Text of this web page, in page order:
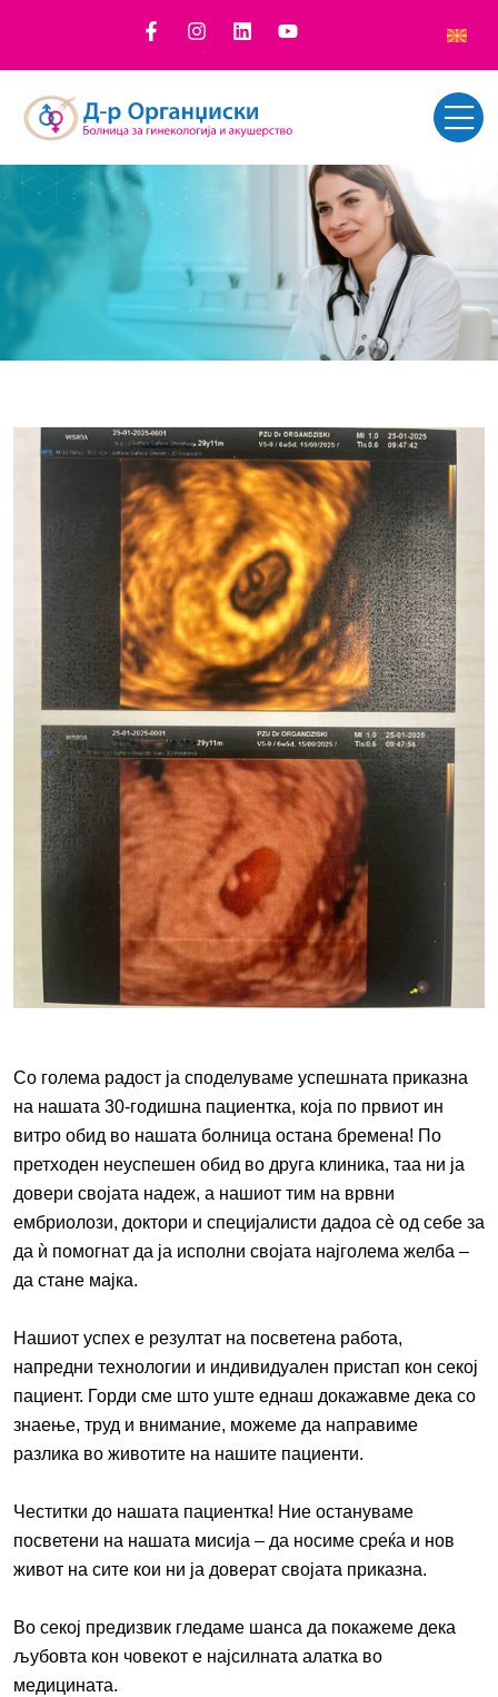
Со голема радост ја споделуваме успешната приказна
на нашата 30-годишна пациентка, која по првиот ин
витро обид во нашата болница остана бремена! По
претходен неуспешен обид во друга клиника, таа ни ја
довери својата надеж, а нашиот тим на врвни
ембриолози, доктори и специјалисти дадоа сè од себе за
да ѝ помогнат да ја исполни својата најголема желба –
да стане мајка.
Нашиот успех е резултат на посветена работа,
напредни технологии и индивидуален пристап кон секој
пациент. Горди сме што уште еднаш докажавме дека со
знаење, труд и внимание, можеме да направиме
разлика во животите на нашите пациенти.
Честитки до нашата пациентка! Ние остануваме
посветени на нашата мисија – да носиме среќа и нов
живот на сите кои ни ја доверат својата приказна.
Во секој предизвик гледаме шанса да покажеме дека
љубовта кон човекот е најсилната алатка во
медицината.